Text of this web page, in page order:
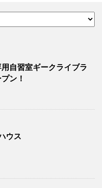
自習室ギークライブラ
ン！
ウス